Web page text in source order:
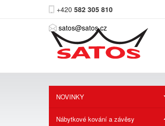
+420 582 305 810
satos@satos.cz
NOVINKY
Nábytkové kování a závěsy